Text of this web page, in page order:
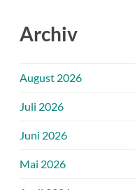
Archiv
August 2026
Juli 2026
Juni 2026
Mai 2026